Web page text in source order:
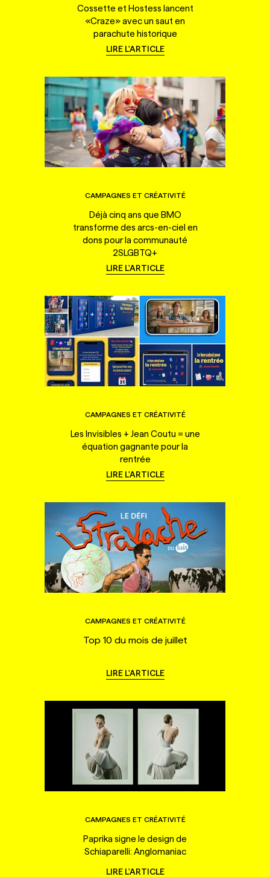
Cossette et Hostess lancent
«Craze» avec un saut en
parachute historique
LIRE L'ARTICLE
CAMPAGNES ET CRÉATIVITÉ
Déjà cinq ans que BMO
transforme des arcs-en-ciel en
dons pour la communauté
2SLGBTQ+
LIRE L'ARTICLE
CAMPAGNES ET CRÉATIVITÉ
Les Invisibles + Jean Coutu = une
équation gagnante pour la
rentrée
LIRE L'ARTICLE
CAMPAGNES ET CRÉATIVITÉ
Top 10 du mois de juillet
LIRE L'ARTICLE
CAMPAGNES ET CRÉATIVITÉ
Paprika signe le design de
Schiaparelli: Anglomaniac
LIRE L'ARTICLE